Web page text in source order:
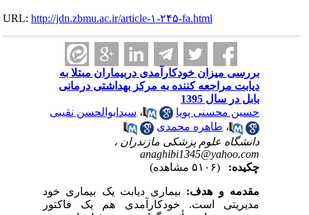
URL:http://jdn.zbmu.ac.ir/article-۱-۲۴۵-fa.html
بررسی میزان خودکارآمدی دربیماران مبتلا به
دیابت مراجعه کننده به مرکز بهداشتی درمانی
بابل در سال 1395
حسین محسنی پویا
،سیدابوالحسن نقیبی
،طاهره محمدی
دانشگاه علوم پزشکی مازندران ،
anaghibi1345@yahoo.com
چکیده:
مقدمه و هدف:بیماری دیابت یک بیماری خود
مدیریتی است. خودکارآمدی هم یک فاکتور